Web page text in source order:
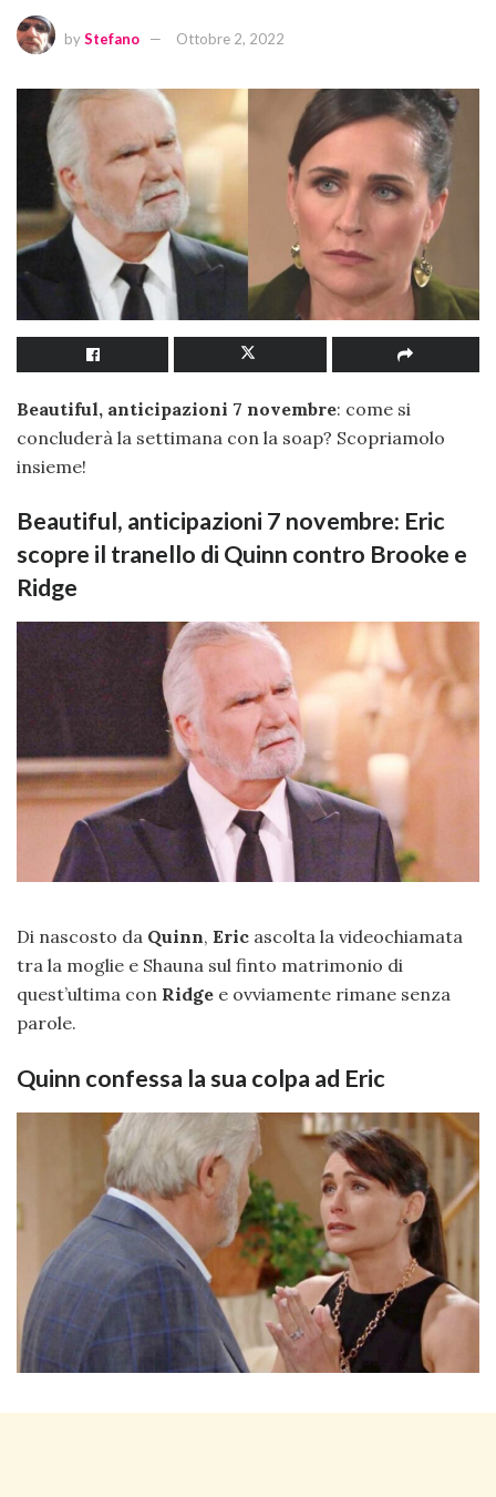
byStefano Ottobre 2, 2022
Beautiful, anticipazioni 7 novembre: come si
concluderà la settimana con la soap? Scopriamolo
insieme!
Beautiful, anticipazioni 7 novembre: Eric
scopre il tranello di Quinn contro Brooke e
Ridge
Di nascosto da Quinn, Eric ascolta la videochiamata
tra la moglie e Shauna sul finto matrimonio di
quest’ultima con Ridge e ovviamente rimane senza
parole.
Quinn confessa la sua colpa ad Eric